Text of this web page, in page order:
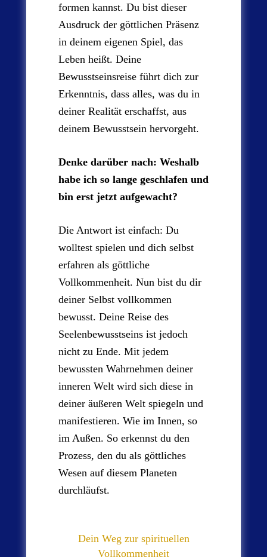
formen kannst. Du bist dieser
Ausdruck der göttlichen Präsenz
in deinem eigenen Spiel, das
Leben heißt. Deine
Bewusstseinsreise führt dich zur
Erkenntnis, dass alles, was du in
deiner Realität erschaffst, aus
deinem Bewusstsein hervorgeht.
Denke darüber nach: Weshalb
habe ich so lange geschlafen und
bin erst jetzt aufgewacht?
Die Antwort ist einfach: Du
wolltest spielen und dich selbst
erfahren als göttliche
Vollkommenheit. Nun bist du dir
deiner Selbst vollkommen
bewusst. Deine Reise des
Seelenbewusstseins ist jedoch
nicht zu Ende. Mit jedem
bewussten Wahrnehmen deiner
inneren Welt wird sich diese in
deiner äußeren Welt spiegeln und
manifestieren. Wie im Innen, so
im Außen. So erkennst du den
Prozess, den du als göttliches
Wesen auf diesem Planeten
durchläufst.
Dein Weg zur spirituellen
Vollkommenheit